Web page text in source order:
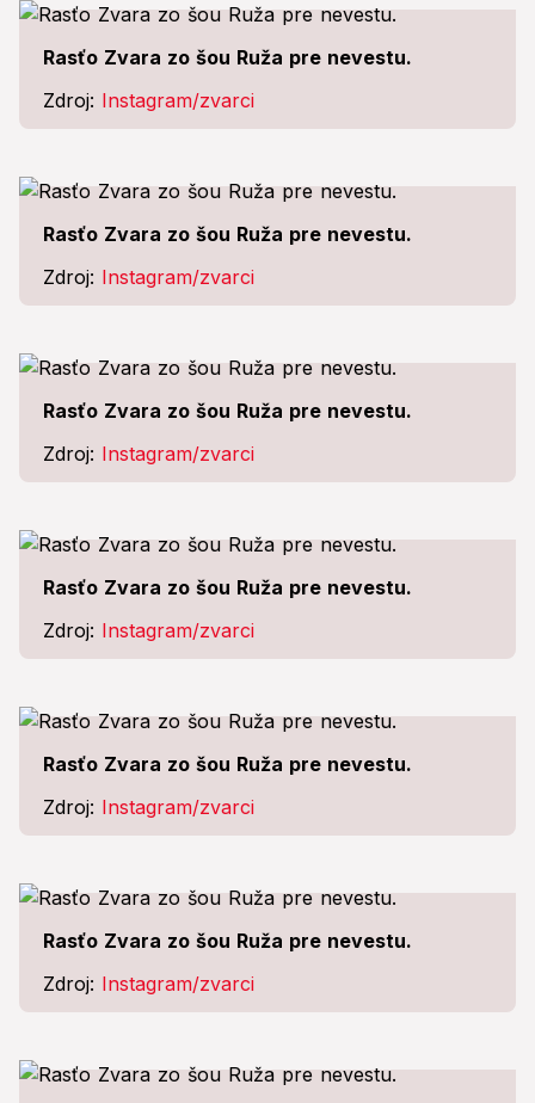
Rasťo Zvara zo šou Ruža pre nevestu.
Zdroj: Instagram/zvarci
Rasťo Zvara zo šou Ruža pre nevestu.
Zdroj: Instagram/zvarci
Rasťo Zvara zo šou Ruža pre nevestu.
Zdroj: Instagram/zvarci
Rasťo Zvara zo šou Ruža pre nevestu.
Zdroj: Instagram/zvarci
Rasťo Zvara zo šou Ruža pre nevestu.
Zdroj: Instagram/zvarci
Rasťo Zvara zo šou Ruža pre nevestu.
Zdroj: Instagram/zvarci